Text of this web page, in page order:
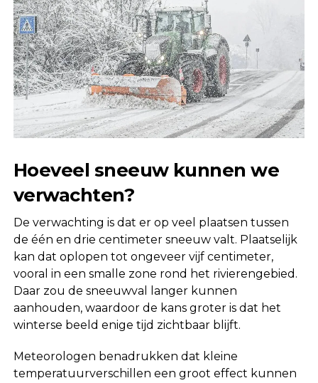
Hoeveel sneeuw kunnen we
verwachten?
De verwachting is dat er op veel plaatsen tussen
de één en drie centimeter sneeuw valt. Plaatselijk
kan dat oplopen tot ongeveer vijf centimeter,
vooral in een smalle zone rond het rivierengebied.
Daar zou de sneeuwval langer kunnen
aanhouden, waardoor de kans groter is dat het
winterse beeld enige tijd zichtbaar blijft.
Meteorologen benadrukken dat kleine
temperatuurverschillen een groot effect kunnen